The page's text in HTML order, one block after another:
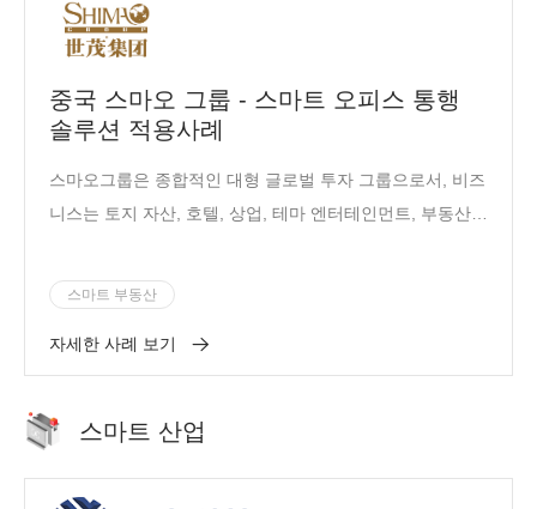
중국 스마오 그룹 - 스마트 오피스 통행
솔루션 적용사례
스마오그룹은 종합적인 대형 글로벌 투자 그룹으로서, 비즈
니스는 토지 자산, 호텔, 상업, 테마 엔터테인먼트, 부동산,
스마트 부동산
자세한 사례 보기
스마트 산업